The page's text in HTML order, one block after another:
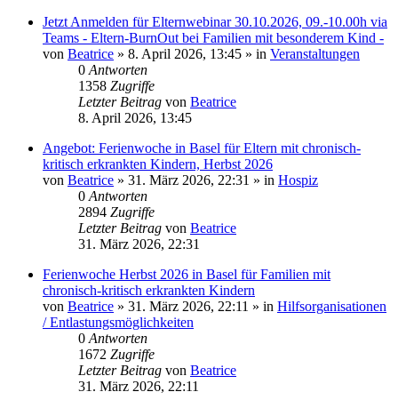
Jetzt Anmelden für Elternwebinar 30.10.2026, 09.-10.00h via
Teams - Eltern-BurnOut bei Familien mit besonderem Kind -
von Beatrice » 8. April 2026, 13:45 » in Veranstaltungen
0 Antworten
1358 Zugriffe
Letzter Beitrag von Beatrice
8. April 2026, 13:45
Angebot: Ferienwoche in Basel für Eltern mit chronisch-
kritisch erkrankten Kindern, Herbst 2026
von Beatrice » 31. März 2026, 22:31 » in Hospiz
0 Antworten
2894 Zugriffe
Letzter Beitrag von Beatrice
31. März 2026, 22:31
Ferienwoche Herbst 2026 in Basel für Familien mit
chronisch-kritisch erkrankten Kindern
von Beatrice » 31. März 2026, 22:11 » in Hilfsorganisationen
/ Entlastungsmöglichkeiten
0 Antworten
1672 Zugriffe
Letzter Beitrag von Beatrice
31. März 2026, 22:11